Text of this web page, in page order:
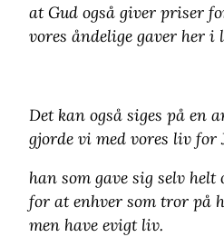
at Gud også giver priser
vores åndelige gaver her i
Det kan også siges på en
gjorde vi med vores liv for
han som gave sig selv
for at enhver som tror på
men have evigt liv.